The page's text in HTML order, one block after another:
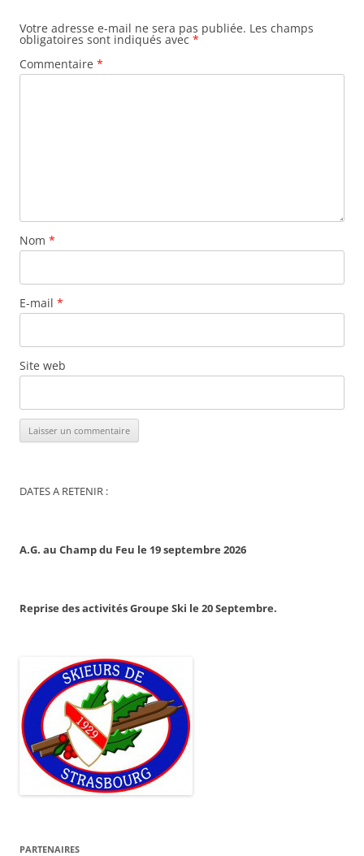
Votre adresse e-mail ne sera pas publiée. Les champs
obligatoires sont indiqués avec *
Commentaire *
Nom *
E-mail *
Site web
DATES A RETENIR :
A.G. au Champ du Feu le 19 septembre 2026
Reprise des activités Groupe Ski le 20 Septembre.
PARTENAIRES